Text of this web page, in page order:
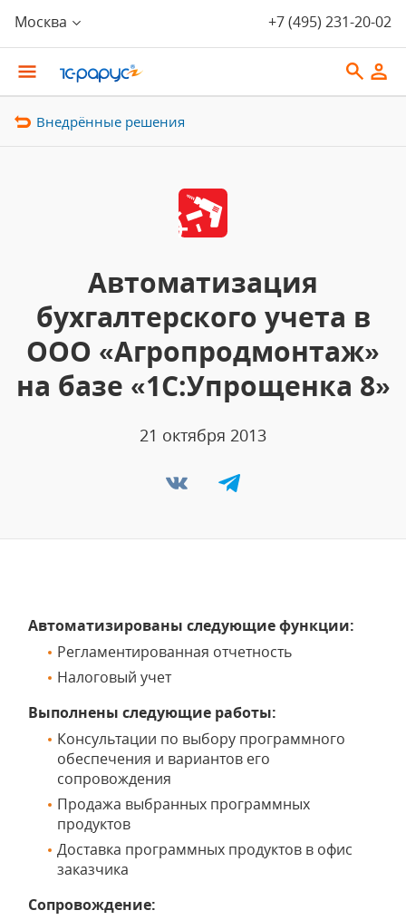
Москва +7 (495) 231-20-02
Внедрённые решения
Автоматизация
бухгалтерского учета в
ООО «Агропродмонтаж»
на базе «1С:Упрощенка 8»
21 октября 2013
Автоматизированы следующие функции:
Регламентированная отчетность
Налоговый учет
Выполнены следующие работы:
Консультации по выбору программного
обеспечения и вариантов его
сопровождения
Продажа выбранных программных
продуктов
Доставка программных продуктов в офис
заказчика
Сопровождение: